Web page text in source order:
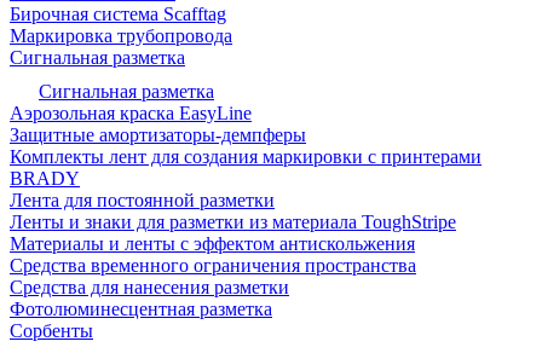
Бирочная система Scafftag
Маркировка трубопровода
Сигнальная разметка
Сигнальная разметка
Аэрозольная краска EasyLine
Защитные амортизаторы-демпферы
Комплекты лент для создания маркировки с принтерами
BRADY
Лента для постоянной разметки
Ленты и знаки для разметки из материала ToughStripe
Материалы и ленты с эффектом антискольжения
Средства временного ограничения пространства
Средства для нанесения разметки
Фотолюминесцентная разметка
Сорбенты